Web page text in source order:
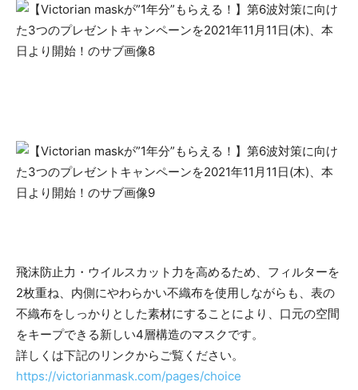
飛沫防止力・ウイルスカット力を高めるため、フィルターを
2枚重ね、内側にやわらかい不織布を使用しながらも、表の
不織布をしっかりとした素材にすることにより、口元の空間
をキープできる新しい4層構造のマスクです。
詳しくは下記のリンクからご覧ください。
https://victorianmask.com/pages/choice